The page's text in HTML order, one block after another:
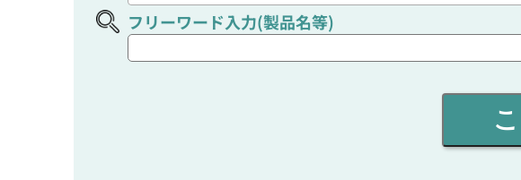
フリーワード入力(製品名等)